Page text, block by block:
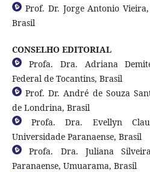
Prof. Dr. Jorge Antonio Vieira,
Brasil
CONSELHO EDITORIAL
Profa. Dra. Adriana
Federal de Tocantins, Brasil
Prof. Dr. André de Souza
de Londrina, Brasil
Profa. Dra. Evellyn
Universidade Paranaense, Brasil
Profa. Dra. Juliana
Paranaense, Umuarama, Brasil